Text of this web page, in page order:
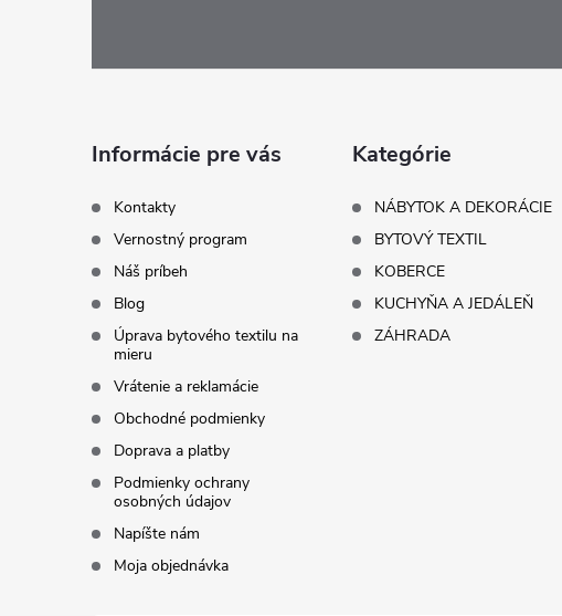
Informácie pre vás
Kontakty
Vernostný program
Náš príbeh
Blog
Úprava bytového textilu na
mieru
Vrátenie a reklamácie
Obchodné podmienky
Doprava a platby
Podmienky ochrany
osobných údajov
Napíšte nám
Moja objednávka
Kategórie
NÁBYTOK A DEKORÁCIE
BYTOVÝ TEXTIL
KOBERCE
KUCHYŇA A JEDÁLEŇ
ZÁHRADA